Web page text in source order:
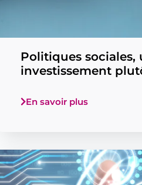
Politiques sociales,
investissement
En savoir plus